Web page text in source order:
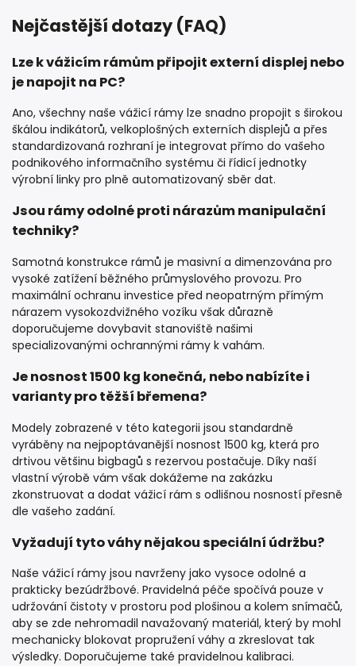
Nejčastější dotazy (FAQ)
Lze k vážicím rámům připojit externí displej nebo
je napojit na PC?
Ano, všechny naše vážicí rámy lze snadno propojit s širokou
škálou indikátorů, velkoplošných externích displejů a přes
standardizovaná rozhraní je integrovat přímo do vašeho
podnikového informačního systému či řídicí jednotky
výrobní linky pro plně automatizovaný sběr dat.
Jsou rámy odolné proti nárazům manipulační
techniky?
Samotná konstrukce rámů je masivní a dimenzována pro
vysoké zatížení běžného průmyslového provozu. Pro
maximální ochranu investice před neopatrným přímým
nárazem vysokozdvižného vozíku však důrazně
doporučujeme dovybavit stanoviště našimi
specializovanými ochrannými rámy k vahám.
Je nosnost 1500 kg konečná, nebo nabízíte i
varianty pro těžší břemena?
Modely zobrazené v této kategorii jsou standardně
vyráběny na nejpoptávanější nosnost 1500 kg, která pro
drtivou většinu bigbagů s rezervou postačuje. Díky naší
vlastní výrobě vám však dokážeme na zakázku
zkonstruovat a dodat vážicí rám s odlišnou nosností přesně
dle vašeho zadání.
Vyžadují tyto váhy nějakou speciální údržbu?
Naše vážicí rámy jsou navrženy jako vysoce odolné a
prakticky bezúdržbové. Pravidelná péče spočívá pouze v
udržování čistoty v prostoru pod plošinou a kolem snímačů,
aby se zde nehromadil navažovaný materiál, který by mohl
mechanicky blokovat propružení váhy a zkreslovat tak
výsledky. Doporučujeme také pravidelnou kalibraci.